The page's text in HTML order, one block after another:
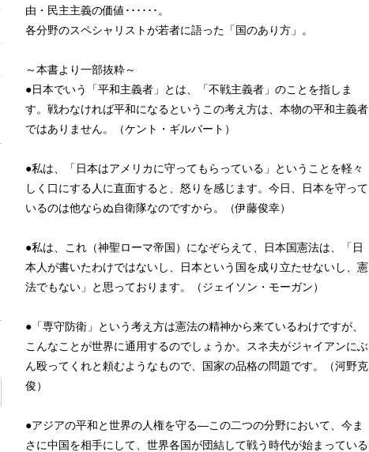
由・民主主義の価値･･････。
各分野のスペシャリストが若者に語った「国のあり方」。
～本書より一部抜粋～
●日本でいう「平和主義者」とは、「不戦主義者」のことを指しま
す。戦わなければ平和になるというこの考え方は、本物の平和主義者
ではありません。（ケント・ギルバート）
●私は、「日本はアメリカに守ってもらっている」ということを軽々
しく口にする人に直面すると、怒りを感じます。今日、日本を守って
いるのは他ならぬ自衛隊なのですから。（伊藤俊幸）
●私は、これ（神聖ローマ帝国）になぞらえて、日本国憲法は、「日
本人が書いたわけではないし、日本という国を成り立たせないし、憲
法でもない」と思っております。（ジェイソン・モーガン）
●「専守防衛」という考え方は憲法の精神から来ているわけですが、
こんなことが世界に通用するのでしょうか。スネ夫がジャイアンにぶ
ん殴ってくれと頼むようなもので、国家の品格の問題です。（河野克
俊）
●アジアの平和と世界の人権を守る―この二つの分野において、今ま
さに中国を相手にして、世界各国が団結して戦う時代が始まっている